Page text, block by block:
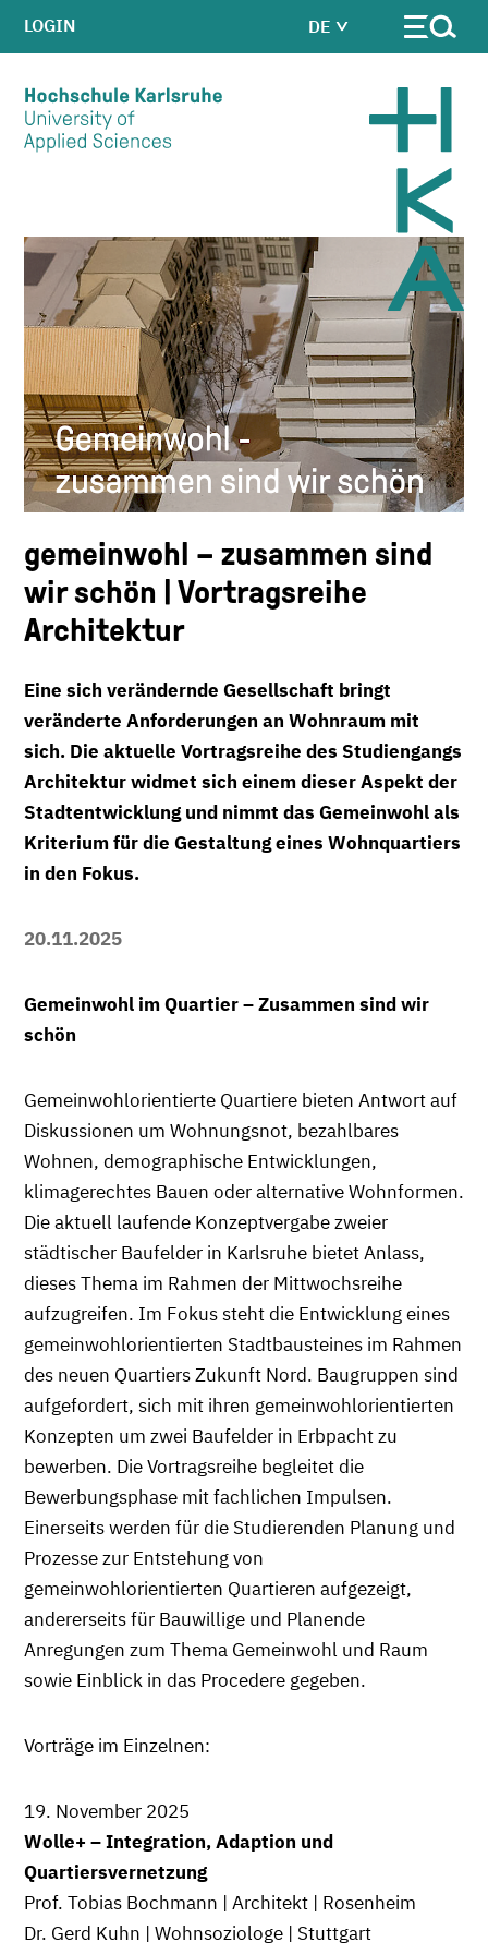
DE
LOGIN
gemeinwohl – zusammen sind
wir schön | Vortragsreihe
Architektur
Eine sich verändernde Gesellschaft bringt
veränderte Anforderungen an Wohnraum mit
sich. Die aktuelle Vortragsreihe des Studiengangs
Architektur widmet sich einem dieser Aspekt der
Stadtentwicklung und nimmt das Gemeinwohl als
Kriterium für die Gestaltung eines Wohnquartiers
in den Fokus.
20.11.2025
Gemeinwohl im Quartier – Zusammen sind wir
schön
Gemeinwohlorientierte Quartiere bieten Antwort auf
Diskussionen um Wohnungsnot, bezahlbares
Wohnen, demographische Entwicklungen,
klimagerechtes Bauen oder alternative Wohnformen.
Die aktuell laufende Konzeptvergabe zweier
städtischer Baufelder in Karlsruhe bietet Anlass,
dieses Thema im Rahmen der Mittwochsreihe
aufzugreifen. Im Fokus steht die Entwicklung eines
gemeinwohlorientierten Stadtbausteines im Rahmen
des neuen Quartiers Zukunft Nord. Baugruppen sind
aufgefordert, sich mit ihren gemeinwohlorientierten
Konzepten um zwei Baufelder in Erbpacht zu
bewerben. Die Vortragsreihe begleitet die
Bewerbungsphase mit fachlichen Impulsen.
Einerseits werden für die Studierenden Planung und
Prozesse zur Entstehung von
gemeinwohlorientierten Quartieren aufgezeigt,
andererseits für Bauwillige und Planende
Anregungen zum Thema Gemeinwohl und Raum
sowie Einblick in das Procedere gegeben.
Vorträge im Einzelnen:
19. November 2025
Wolle+ – Integration, Adaption und
Quartiersvernetzung
Prof. Tobias Bochmann | Architekt | Rosenheim
Dr. Gerd Kuhn | Wohnsoziologe | Stuttgart